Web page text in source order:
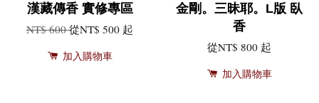
漢藏傳香 實修專區
NT$ 600從NT$ 500 起
加入購物車
金剛。三昧耶。L版 臥
香
從NT$ 800 起
加入購物車